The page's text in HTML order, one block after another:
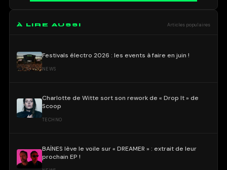
À LIRE AUSSI Articles populaires
Festivals électro 2026 : les events à faire en juin !
NEWS
Charlotte de Witte sort son rework de « Drop It » de
Scoop
TECHNO
BAÏNES lève le voile sur « DREAMER » : extrait de leur
prochain EP !